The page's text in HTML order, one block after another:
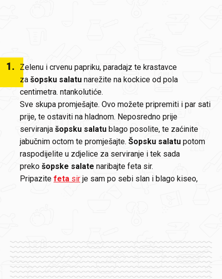
1.
Zelenu i crvenu papriku, paradajz te krastavce
za šopsku salatu narežite na kockice od pola
centimetra. ntankolutiće.
Sve skupa promješajte. Ovo možete pripremiti i par sati
prije, te ostaviti na hladnom. Neposredno prije
serviranja šopsku salatu blago posolite, te zaćinite
jabučnim octom te promješajte. Šopsku salatu potom
raspodijelite u zdjelice za serviranje i tek sada
preko šopske salate naribajte feta sir.
Pripazite feta sir je sam po sebi slan i blago kiseo,